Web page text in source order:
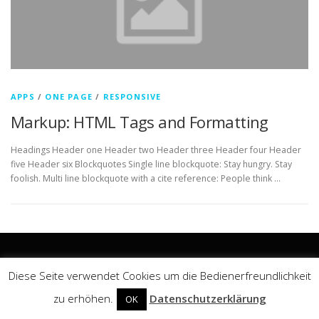
APPS / ONE PAGE / RESPONSIVE
Markup: HTML Tags and Formatting
Headings Header one Header two Header three Header four Header
five Header six Blockquotes Single line blockquote: Stay hungry. Stay
foolish. Multi line blockquote with a cite reference: People think …
Diese Seite verwendet Cookies um die Bedienerfreundlichkeit
zu erhöhen.
OK Datenschutzerklärung